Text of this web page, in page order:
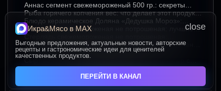
Аннаc сегмент свежемороженый 500 гр.: секреты
хранения и лучшие способы подачи
Рыба горячего копчения вес: что делает этот продукт
любимым среди ценителей
Блюдо керамическое Доляна «Дедушка Мороз»:
изюминка праздничного стола в ярком красном цвете
Стерлядь свежемороженая не потрошеная: лучшие
гастрономические сочетания для насыщенного вкуса
Стерлядь свежемороженая не потрошеная:
особенности выбора и использования в кулинарии
Термопакет 42*50: надёжный помощник в сохранении
свежести и удобстве хранения
Икра зернистая осетровых рыб Exclusive 50 гр.:
секреты идеальных сочетаний для гурманов
Сыр творожный 400 гр. от Брюкке — нежный сыр с
большим гастрономическим потенциалом
ЧИТАТЬ ВСЕ СТАТЬИ
close
Икра&Мясо в МАХ
Выгодные предложения, актуальные новости, авторские
рецепты и гастрономические идеи для ценителей
качественных продуктов.
ПЕРЕЙТИ В КАНАЛ